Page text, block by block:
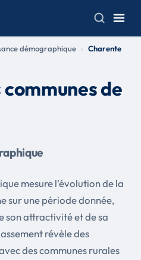
démographique Charente
de
mesure l'évolution de la
sur une période donnée,
son attractivité et de sa
révèle des
des communes rurales